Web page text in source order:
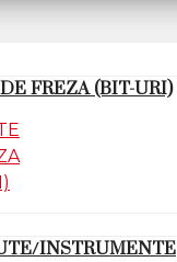
FREZA (BIT-URI)
INSTRUMENTE